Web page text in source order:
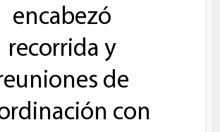
encabezó
recorrida y
de
con